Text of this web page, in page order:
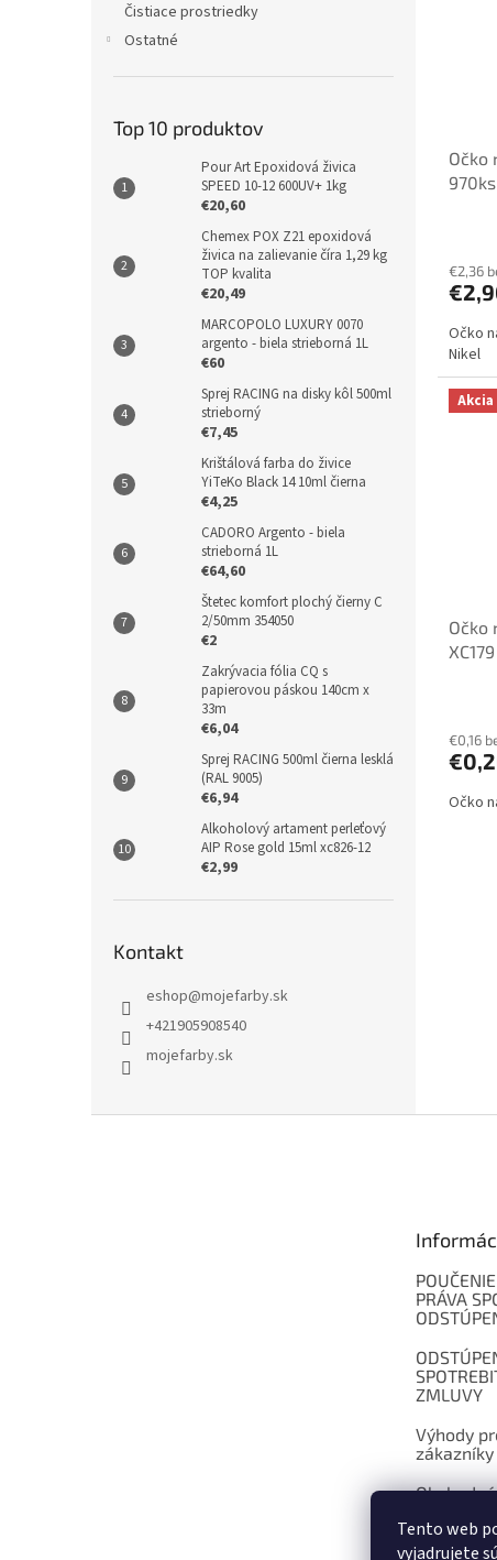
Tento web
vyjadrujete
Čistiace prostriedky
Ostatné
Top 10 produktov
Pour Art Epoxidová živica
SPEED 10-12 600UV+ 1kg
€20,60
Chemex POX Z21 epoxidová
živica na zalievanie číra 1,29 kg
TOP kvalita
€20,49
MARCOPOLO LUXURY 0070
argento - biela strieborná 1L
€60
Sprej RACING na disky kôl 500ml
strieborný
€7,45
Krištálová farba do živice
YiTeKo Black 14 10ml čierna
€4,25
CADORO Argento - biela
strieborná 1L
€64,60
Štetec komfort plochý čierny C
2/50mm 354050
€2
Zakrývacia fólia CQ s
papierovou páskou 140cm x
33m
€6,04
Sprej RACING 500ml čierna lesklá
(RAL 9005)
€6,94
Alkoholový artament perleťový
AIP Rose gold 15ml xc826-12
€2,99
Kontakt
eshop@mojefarby.sk
+421905908540
mojefarby.sk
Očko
970ks
€2,36
Očko
Nikel
Akcia
Očko
€0,16
Očko
PRÁVA
ZMLUVY
Výhody
zákazníky
Kontakt